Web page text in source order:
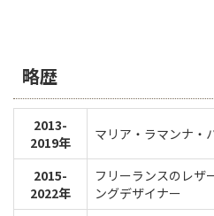
略歴
2013-
2019年
マリア・ラマンナ・
2015-
2022年
フリーランスのレザ
ングデザイナー